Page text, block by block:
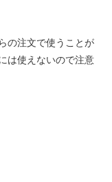
の注文で使うことが
は使えないので注意